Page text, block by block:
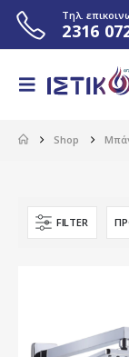
Τηλ.
2316
Shop
FILTER